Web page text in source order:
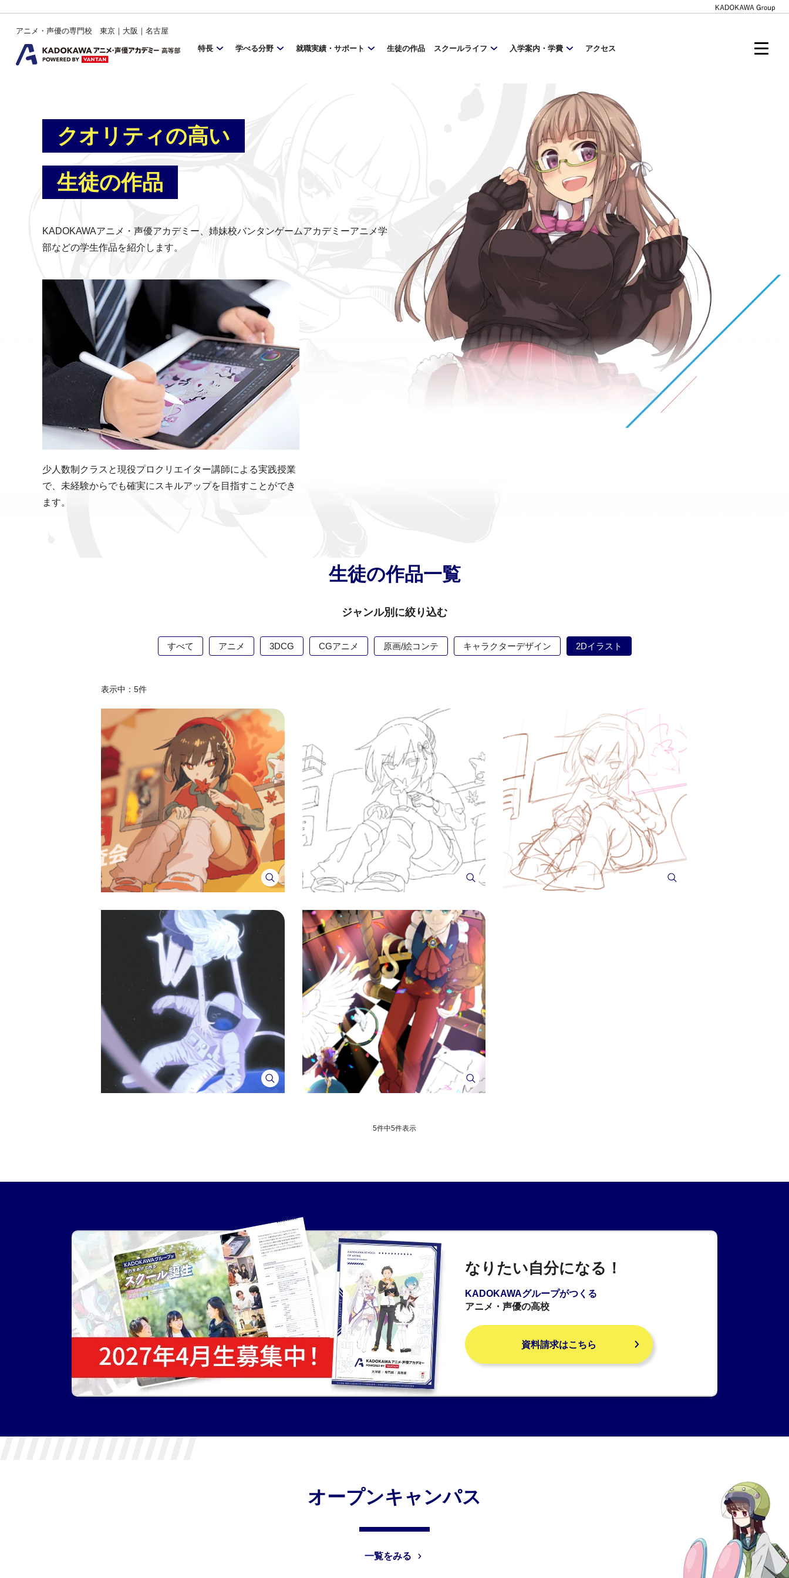
アニメ・声優の専門校 東京｜大阪｜名古屋
特長
学べる分野 就職実績・サポート 生徒の作品 スクールライフ 入学案内・学費 アクセス
クオリティの高い
生徒の作品
KADOKAWAアニメ・声優アカデミー、姉妹校バンタンゲームアカデミーアニメ学
部などの学生作品を紹介します。
少人数制クラスと現役プロクリエイター講師による実践授業
で、未経験からでも確実にスキルアップを目指すことができ
ます。
生徒の作品一覧
ジャンル別に絞り込む
すべて アニメ 3DCG CGアニメ 原画/絵コンテ キャラクターデザイン 2Dイラスト
表示中： 5件
5件中5件表示
なりたい自分になる！
KADOKAWAグループがつくる
アニメ・声優の高校
資料請求はこちら
オープンキャンパス
一覧をみる